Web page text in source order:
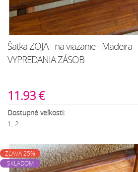
Šatka ZOJA - na viazanie - Madeira
VYPREDANIA ZÁSOB
11.93 €
Dostupné veľkosti:
1, 2
ZĽAVA 25%
SKLADOM